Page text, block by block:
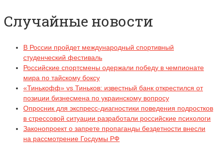
Случайные новости
В России пройдет международный спортивный
студенческий фестиваль
Российские спортсмены одержали победу в чемпионате
мира по тайскому боксу
«Тинькофф» vs Тиньков: известный банк открестился от
позиции бизнесмена по украинскому вопросу
Опросник для экспресс-диагностики поведения подростков
в стрессовой ситуации разработали российские психологи
Законопроект о запрете пропаганды бездетности внесли
на рассмотрение Госдумы РФ